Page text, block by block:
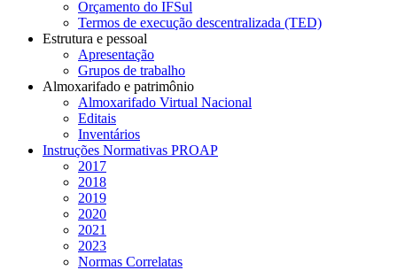
Orçamento do IFSul
Termos de execução descentralizada (TED)
Estrutura e pessoal
Apresentação
Grupos de trabalho
Almoxarifado e patrimônio
Almoxarifado Virtual Nacional
Editais
Inventários
Instruções Normativas PROAP
2017
2018
2019
2020
2021
2023
Normas Correlatas